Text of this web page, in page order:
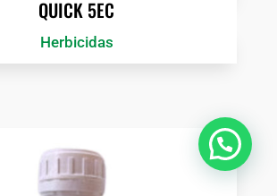
QUICK 5EC
Herbicidas